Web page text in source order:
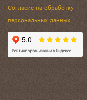
Согласие на обработку
персональных данных